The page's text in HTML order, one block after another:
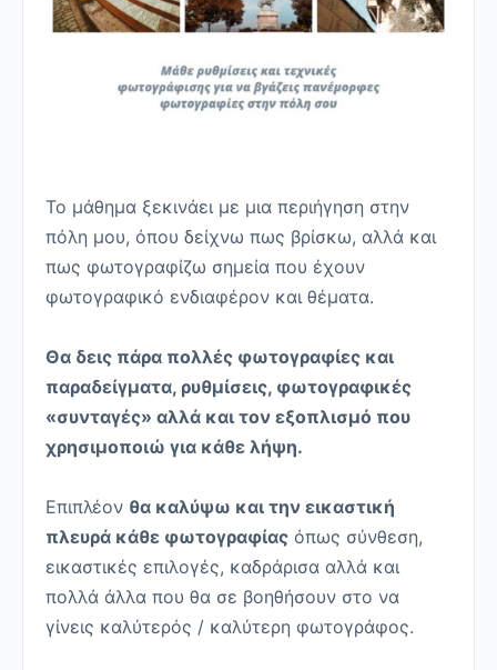
Το μάθημα ξεκινάει με μια περιήγηση στην
πόλη μου, όπου δείχνω πως βρίσκω, αλλά και
πως φωτογραφίζω σημεία που έχουν
φωτογραφικό ενδιαφέρον και θέματα.
Θα δεις πάρα πολλές φωτογραφίες και
παραδείγματα, ρυθμίσεις, φωτογραφικές
«συνταγές» αλλά και τον εξοπλισμό που
χρησιμοποιώ για κάθε λήψη.
Επιπλέον θα καλύψω και την εικαστική
πλευρά κάθε φωτογραφίας όπως σύνθεση,
εικαστικές επιλογές, καδράρισα αλλά και
πολλά άλλα που θα σε βοηθήσουν στο να
γίνεις καλύτερός / καλύτερη φωτογράφος.